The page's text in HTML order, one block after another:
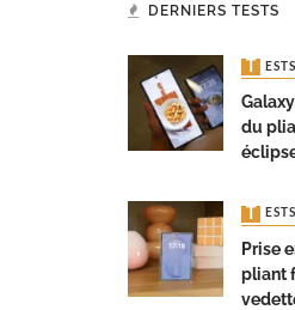
DERNIERS TESTS
TESTS
du
TESTS
Prise
pliant